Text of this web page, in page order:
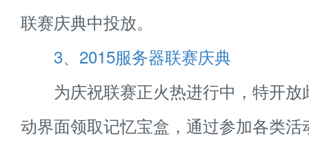
联赛庆典中投放。
3、2015服务器联赛庆典
为庆祝联赛正火热进行中，特开放
动界面领取记忆宝盒，通过参加各类活